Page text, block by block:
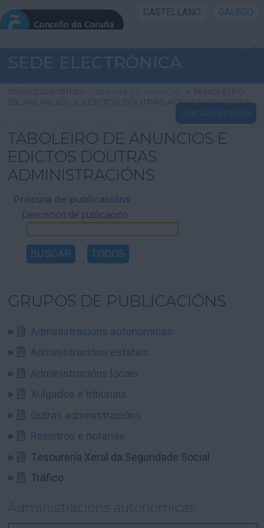
CASTELLANO GALEGO
INICIO SEDE
INICIO
INFORMACIÓN PÚBLICA
CARTAFOL CIDADÁN
UTILIDADES
AXUDA
SEDE ELECTRÓNICA
09/08/2026 15:11:00 CORUNA.ES > INICIO > TABOLEIRO
DE ANUNCIOS E EDICTOS DOUTRAS ADMINISTRACIÓNS
INICIAR SESIÓN
TABOLEIRO DE ANUNCIOS E
EDICTOS DOUTRAS
ADMINISTRACIÓNS
Procura de publicacións
Descrición de publicación
GRUPOS DE PUBLICACIÓNS
Administracions autonomicas
Administracións estatais
Administracións locais
Xulgados e tribunais
Outras administracións
Rexistros e notarías
Tesourería Xeral da Seguridade Social
Tráfico
Administracions autonomicas